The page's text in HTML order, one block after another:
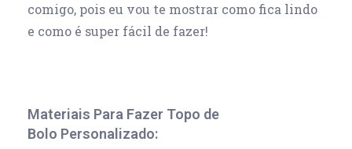
comigo, pois eu vou te mostrar como fica lindo
e como é super fácil de fazer!
Materiais Para Fazer Topo de
Bolo Personalizado: